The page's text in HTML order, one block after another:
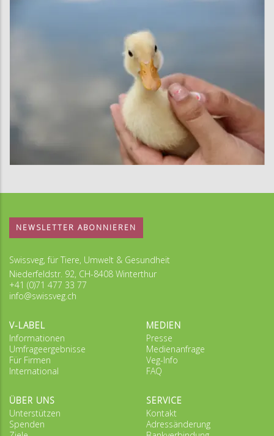
NEWSLETTER ABONNIEREN
Swissveg, für Tiere, Umwelt & Gesundheit
Niederfeldstr. 92, CH-8408 Winterthur
+41 (0)71 477 33 77
info@swissveg.ch
V-LABEL
Informationen
Umfrageergebnisse
Für Firmen
International
MEDIEN
Presse
Medienanfrage
Veg-Info
FAQ
ÜBER UNS
Unterstützen
Spenden
SERVICE
Kontakt
Adressänderung